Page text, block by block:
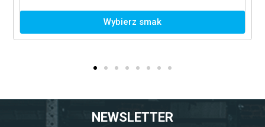
Wybierz smak
NEWSLETTER